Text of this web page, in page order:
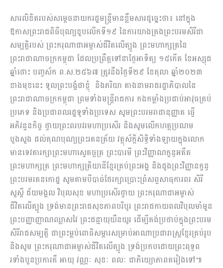
សារលិខិតរបស់សម្តេចនាយករដ្ឋមន្ត្រីមានខ្លឹមសារដូច្នេះថា៖ នៅក្នុង
ឱកាសព្រះរាជពិធីបុណ្យខួបលើកទី១៩ នៃការយាងគ្រងព្រះបរមសិរីជា
សម្បត្តិរបស់ ព្រះករុណាជាអម្ចាស់ជីវិតលើត្បូង ព្រះមហាក្សត្រនៃ
ព្រះរាជាណាចក្រកម្ពុជា ដែលប្រព្រឹត្តទៅនាថ្ងៃអាទិត្យ ១៥កើត ខែអស្សុជ
ឆ្នាំថោះ បញ្ចស័ក ព.ស.២៥៦៧ ត្រូវនឹងថ្ងៃទី២៩ ខែតុលា ឆ្នាំ២០២៣
ខាងមុខនេះ ទូលព្រះបង្គំជាខ្ញុំ និងភរិយា តាងនាមរាជរដ្ឋាភិបាលនៃ
ព្រះរាជាណាចក្រកម្ពុជា ព្រមទាំងមន្ត្រីរាជការ កងកម្លាំងប្រដាប់អាវុធគ្រប់
ប្រភេទ និងប្រជាពលរដ្ឋទូទាំងប្រទេស សូមព្រះបរមរាជានុញ្ញាត ធ្វើ
អភិវន្ទនកិច្ច ថ្វាយព្រះពរបវរមហាប្រសើរ និងសូមលើកហត្ថប្រណម
បួងសួង ដល់គុណបុណ្យព្រះរតនត្រ័យ វត្ថុស័ក្តិសិទ្ធិទាំងឡាយក្នុងលោក
មានទេវតារក្សាព្រះមហាស្វេតច្ឆត្រ ព្រះបារមី ព្រះវិញ្ញាណក្ខន្ធអតីត
ព្រះមហាក្សត្រ ព្រះមហាក្សត្រិយានីខ្មែរគ្រប់ព្រះអង្គ និងដួងព្រះវិញ្ញានក្ខន្ធ
ព្រះបរមរតនកោដ្ឋ សូមតាមបីបាច់ថែរក្សាប្រោះព្រំសព្ទសាធុការពរ សិរី
សួស្ដី ជ័យមង្គល វិបុលសុខ មហាប្រសើរថ្វាយ ព្រះករុណាជាអម្ចាស់
ជីវិតលើត្បូង ទ្រង់មានព្រះរាជសុខភាពបរិបូរ ព្រះរាជកាយពលវិបុលមាំមួន
ព្រះបញ្ញាញាណឈ្លាសវៃ ព្រះជន្មាយុយឺនយូរ ដើម្បីគង់ប្រថាប់ក្នុងព្រះបរម
សិរីរាជសម្បត្តិ ជាព្រះម្លប់ពោធិសម្ភារសម្រាប់អាណាប្រជារាស្ត្រខ្មែរគ្រប់រូប
និងសូម ព្រះករុណាជាអម្ចាស់ជីវិតលើត្បូង ទ្រង់ប្រកបដោយព្រះពុទ្ធព
រទាំងបួនប្រការគឺ អាយុ វណ្ណៈ សុខៈ ពលៈ ជាភិយ្យោភាពតរៀងទៅ៕